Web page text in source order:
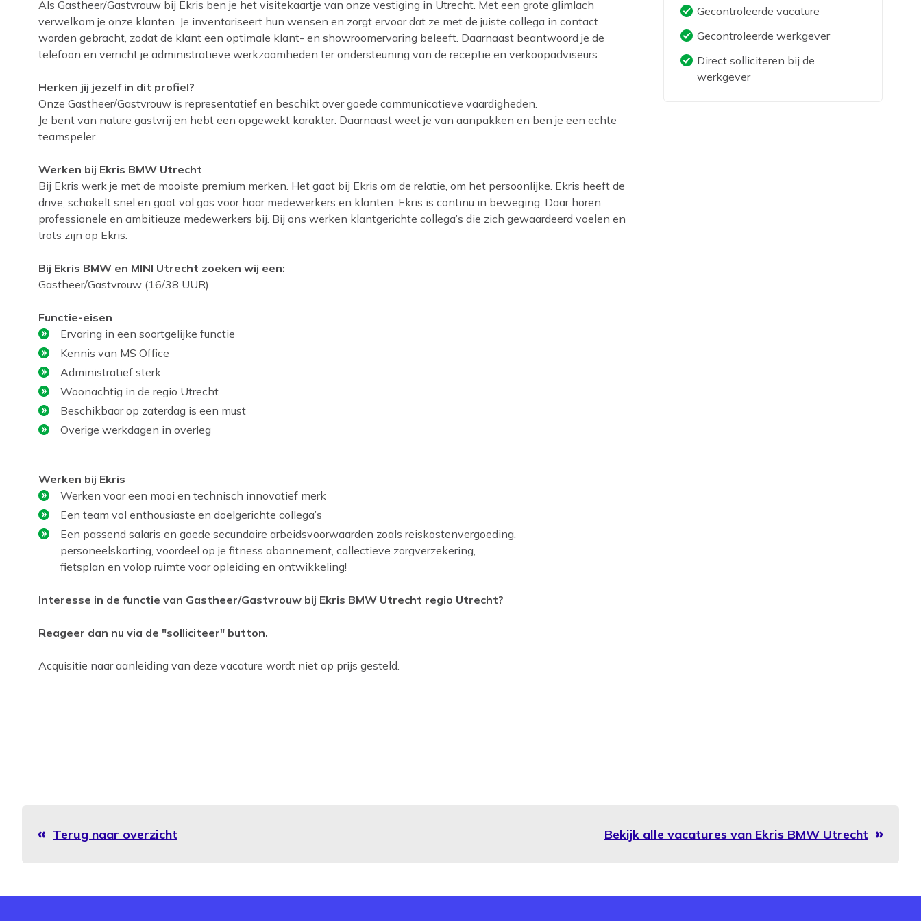
Als Gastheer/Gastvrouw bij Ekris ben je het visitekaartje van onze vestiging in Utrecht. Met een grote glimlach
verwelkom je onze klanten. Je inventariseert hun wensen en zorgt ervoor dat ze met de juiste collega in contact
worden gebracht, zodat de klant een optimale klant- en showroomervaring beleeft. Daarnaast beantwoord je de
telefoon en verricht je administratieve werkzaamheden ter ondersteuning van de receptie en verkoopadviseurs.
Herken jij jezelf in dit profiel?
Onze Gastheer/Gastvrouw is representatief en beschikt over goede communicatieve vaardigheden.
Je bent van nature gastvrij en hebt een opgewekt karakter. Daarnaast weet je van aanpakken en ben je een echte
teamspeler.
Werken bij Ekris BMW Utrecht
Bij Ekris werk je met de mooiste premium merken. Het gaat bij Ekris om de relatie, om het persoonlijke. Ekris heeft de
drive, schakelt snel en gaat vol gas voor haar medewerkers en klanten. Ekris is continu in beweging. Daar horen
professionele en ambitieuze medewerkers bij. Bij ons werken klantgerichte collega’s die zich gewaardeerd voelen en
trots zijn op Ekris.
Bij Ekris BMW en MINI Utrecht zoeken wij een:
Gastheer/Gastvrouw (16/38 UUR)
Functie-eisen
Ervaring in een soortgelijke functie
Kennis van MS Office
Administratief sterk
Woonachtig in de regio Utrecht
Beschikbaar op zaterdag is een must
Overige werkdagen in overleg
Werken bij Ekris
Werken voor een mooi en technisch innovatief merk
Een team vol enthousiaste en doelgerichte collega’s
Een passend salaris en goede secundaire arbeidsvoorwaarden zoals reiskostenvergoeding,
personeelskorting, voordeel op je fitness abonnement, collectieve zorgverzekering,
fietsplan en volop ruimte voor opleiding en ontwikkeling!
Interesse in de functie van Gastheer/Gastvrouw bij Ekris BMW Utrecht regio Utrecht?
Reageer dan nu via de "solliciteer" button.
Acquisitie naar aanleiding van deze vacature wordt niet op prijs gesteld.
Terug naar overzicht Bekijk alle vacatures van Ekris BMW Utrecht
Gecontroleerde vacature
Gecontroleerde werkgever
Direct solliciteren bij de
werkgever